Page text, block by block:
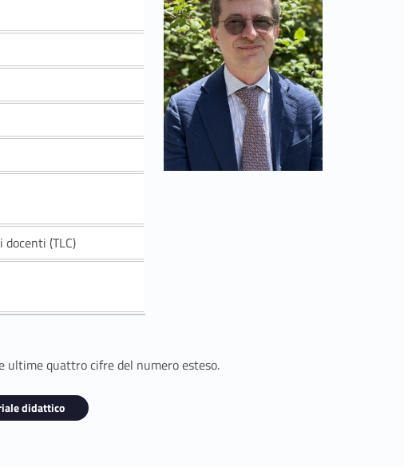
(TLC)
ultime quattro cifre del numero esteso.
didattico